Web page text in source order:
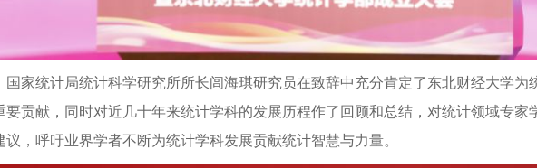
国家统计局统计科学研究所所长闾海琪研究员在致辞中充分肯定了东北财经大学为
要贡献，同时对近几十年来统计学科的发展历程作了回顾和总结，对统计领域专家
议，呼吁业界学者不断为统计学科发展贡献统计智慧与力量。